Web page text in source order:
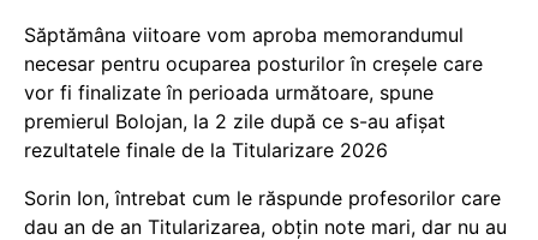
Săptămâna viitoare vom aproba memorandumul
necesar pentru ocuparea posturilor în creșele care
vor fi finalizate în perioada următoare, spune
premierul Bolojan, la 2 zile după ce s-au afișat
rezultatele finale de la Titularizare 2026
Sorin Ion, întrebat cum le răspunde profesorilor care
dau an de an Titularizarea, obțin note mari, dar nu au